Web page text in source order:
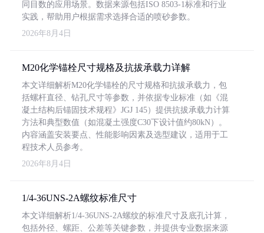
同目数的应用场景。数据来源包括ISO 8503-1标准和行业
实践，帮助用户根据需求选择合适的喷砂参数。
2026年8月4日
M20化学锚栓尺寸规格及抗拔承载力详解
本文详细解析M20化学锚栓的尺寸规格和抗拔承载力，包
括螺杆直径、钻孔尺寸等参数，并依据专业标准（如《混
凝土结构后锚固技术规程》JGJ 145）提供抗拔承载力计算
方法和典型数值（如混凝土强度C30下设计值约80kN）。
内容涵盖安装要点、性能影响因素及选型建议，适用于工
程技术人员参考。
2026年8月4日
1/4-36UNS-2A螺纹标准尺寸
本文详细解析1/4-36UNS-2A螺纹的标准尺寸及底孔计算，
包括外径、螺距、公差等关键参数，并提供专业数据来源